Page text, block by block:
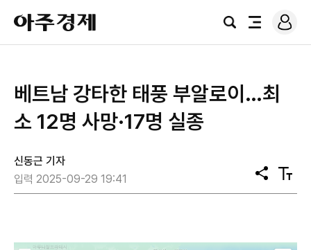
아
주
경
검
전
로
그
베트남 강타한 태풍 부알로이…최
소 12명 사망·17명 실종
신동근 기자
입력 2025-09-29 19:41
공
유
텍
스